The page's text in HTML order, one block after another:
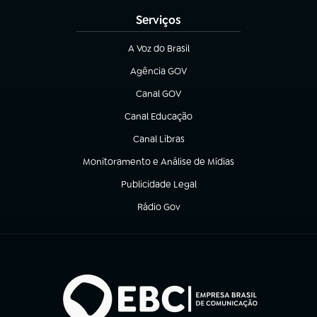
Serviços
A Voz do Brasil
(abre em nova aba)
Agência GOV
(abre em nova aba)
Canal GOV
(abre em nova aba)
Canal Educação
(abre em nova aba)
Canal Libras
(abre em nova aba)
Monitoramento e Análise de Mídias
(abre em nova aba)
Publicidade Legal
(abre em nova aba)
Rádio Gov
(abre em nova aba)